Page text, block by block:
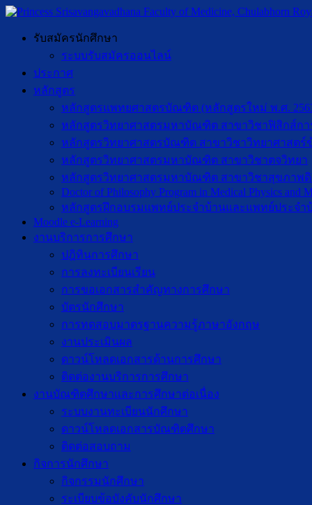
รับสมัครนักศึกษา
ระบบรับสมัครออนไลน์
ประกาศ
หลักสูตร
หลักสูตรแพทยศาสตรบัณฑิต (หลักสูตรใหม่ พ.ศ.
หลักสูตรวิทยาศาสตรมหาบัณฑิต สาขาวิชาฟิสิกส์กา
หลักสูตรวิทยาศาสตรบัณฑิต สาขาวิชาวิทยาศาสตร์
หลักสูตรวิทยาศาสตรมหาบัณฑิต สาขาวิชาตจวิทยา
หลักสูตรวิทยาศาสตรมหาบัณฑิต สาขาวิชาสุขภาพดิ
Doctor of Philosophy Program in Medical Physics and
หลักสูตรฝึกอบรมแพทย์ประจำบ้านและแพทย์ประจำ
Moodle e-Learning
งานบริการการศึกษา
ปฎิทินการศึกษา
การลงทะเบียนเรียน
การขอเอกสารสำคัญทางการศึกษา
บัตรนักศึกษา
การทดสอบมาตรฐานความรู้ภาษาอังกฤษ
งานประเมินผล
ดาวน์โหลดเอกสารด้านการศึกษา
ติดต่องานบริการการศึกษา
งานบัณฑิตศึกษาเเละการศึกษาต่อเนื่อง
ระบบงานทะเบียนนักศึกษา
ดาวน์โหลดเอกสารบัณฑิตศึกษา
ติดต่อสอบถาม
กิจการนักศึกษา
กิจกรรมนักศึกษา
ระเบียบข้อบังคับนักศึกษา